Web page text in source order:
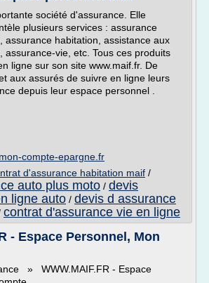
société d'assurance. Elle
plusieurs services : assurance
assurance habitation, assistance aux
assurance-vie, etc. Tous ces produits
ligne sur son site www.maif.fr. De
aux assurés de suivre en ligne leurs
depuis leur espace personnel .
compte-epargne.fr
d'assurance habitation maif /
auto plus moto / devis
ligne auto / devis d assurance
contrat d'assurance vie en ligne
- Espace Personnel, Mon
» WWW.MAIF.FR - Espace